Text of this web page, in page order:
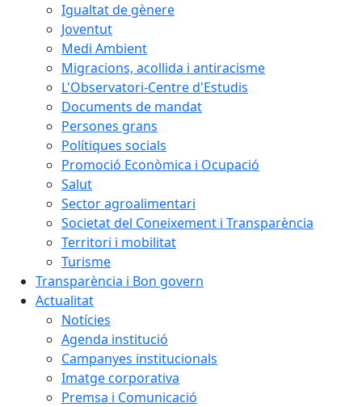
Igualtat de gènere
Joventut
Medi Ambient
Migracions, acollida i antiracisme
L'Observatori-Centre d'Estudis
Documents de mandat
Persones grans
Polítiques socials
Promoció Econòmica i Ocupació
Salut
Sector agroalimentari
Societat del Coneixement i Transparència
Territori i mobilitat
Turisme
Transparència i Bon govern
Actualitat
Notícies
Agenda institució
Campanyes institucionals
Imatge corporativa
Premsa i Comunicació